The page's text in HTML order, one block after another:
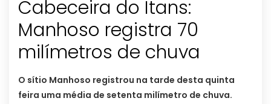
Cabeceira do Itans:
Manhoso registra 70
milímetros de chuva
O sítio Manhoso registrou na tarde desta quinta
feira uma média de setenta milímetro de chuva.